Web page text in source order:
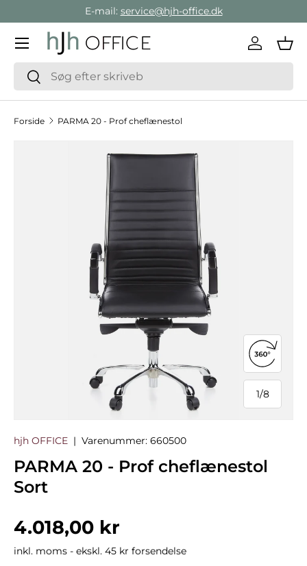
Gå direkte til indholdet
E-mail: service@hjh-office.dk
SøgSøg
Log ind
Menu
Forside PARMA 20 - Prof cheflænestol
Hop til produktinformation
1/
af
8
Åbn
hjh OFFICE | Varenummer: 660500
PARMA 20 - Prof cheflænestol
Sort
Normalpris
4.018,00 kr
inkl. moms - ekskl. 45 kr forsendelse